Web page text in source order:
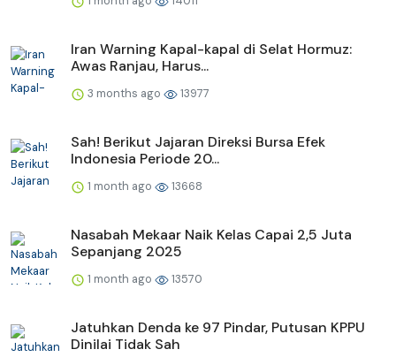
Iran Warning Kapal-kapal di Selat Hormuz:
Awas Ranjau, Harus...
3 months ago 13977
Sah! Berikut Jajaran Direksi Bursa Efek
Indonesia Periode 20...
1 month ago 13668
Nasabah Mekaar Naik Kelas Capai 2,5 Juta
Sepanjang 2025
1 month ago 13570
Jatuhkan Denda ke 97 Pindar, Putusan KPPU
Dinilai Tidak Sah